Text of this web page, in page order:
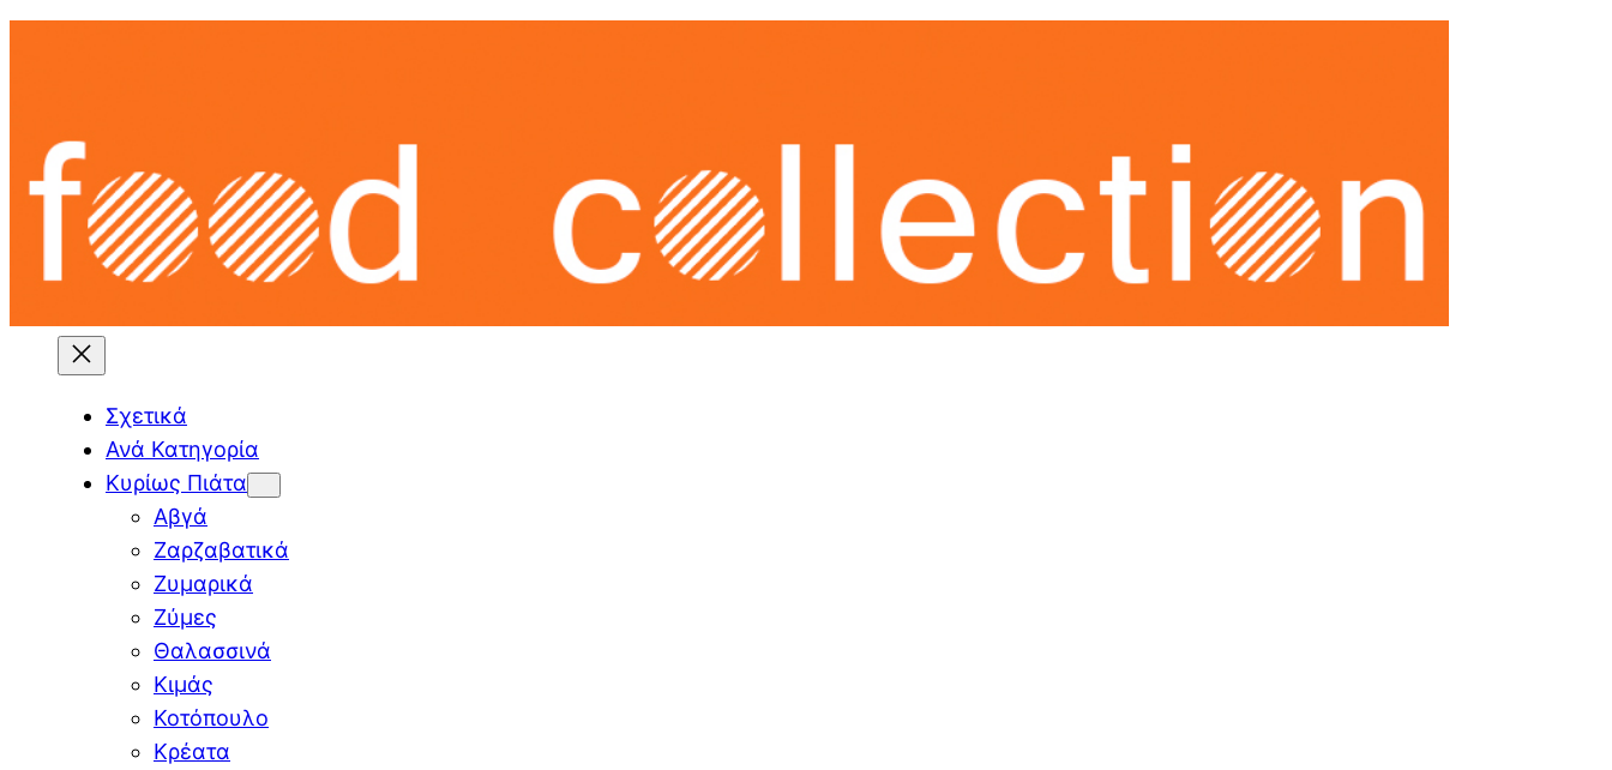
Skip
Σχετικά
Ανά Κατηγορία
Κυρίως Πιάτα
Αβγά
Ζαρζαβατικά
Ζυμαρικά
Ζύμες
Θαλασσινά
Κιμάς
Κοτόπουλο
Κρέατα